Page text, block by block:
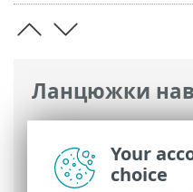
Ланцюжки
Інтерактивна
Business Account>
продукту ESET
Your
choice